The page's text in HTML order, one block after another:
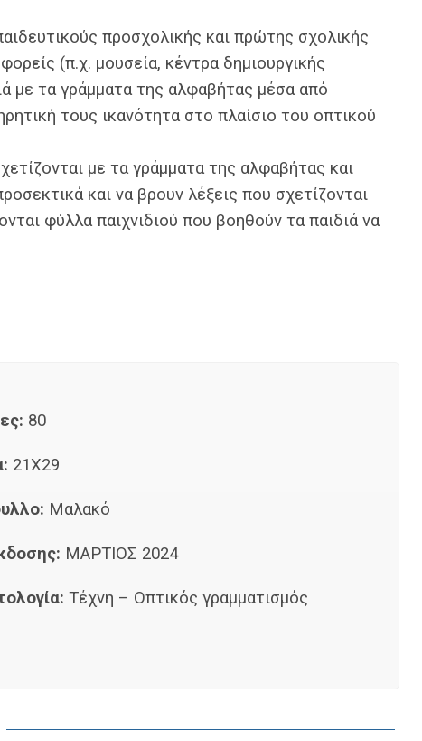
προσχολικής και πρώτης σχολικής
(π.χ. μουσεία, κέντρα δημιουργικής
με τα γράμματα της αλφαβήτας μέσα από
τους ικανότητα στο πλαίσιο του οπτικού
με τα γράμματα της αλφαβήτας και
και να βρουν λέξεις που σχετίζονται
φύλλα παιχνιδιού που βοηθούν τα παιδιά να
80
21Χ29
Μαλακό
ΜΑΡΤΙΟΣ 2024
Τέχνη – Οπτικός γραμματισμός